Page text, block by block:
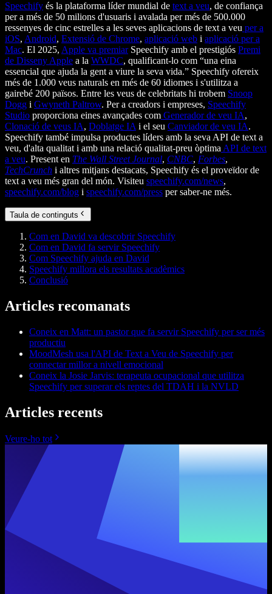
Speechify és la plataforma líder mundial de text a veu, de confiança
per a més de 50 milions d'usuaris i avalada per més de 500.000
ressenyes de cinc estrelles a les seves aplicacions de text a veu per a
iOS, Android, Extensió de Chrome, aplicació web i aplicació per a
Mac. El 2025, Apple va premiarSpeechify amb el prestigiós Premi
de Disseny Apple a la WWDC, qualificant-lo com “una eina
essencial que ajuda la gent a viure la seva vida.” Speechify ofereix
més de 1.000 veus naturals en més de 60 idiomes i s'utilitza a
gairebé 200 països. Entre les veus de celebritats hi trobem Snoop
Dogg i Gwyneth Paltrow. Per a creadors i empreses, Speechify
Studio proporciona eines avançades com Generador de veu IA,
Clonació de veus IA, Doblatge IAi el seu Canviador de veu IA.
Speechify també impulsa productes líders amb la seva API de text a
veu, d'alta qualitat i amb una relació qualitat-preu òptimaAPI de text
a veu. Present en The Wall Street Journal, CNBC, Forbes,
TechCrunch i altres mitjans destacats, Speechify és el proveïdor de
text a veu més gran del món. Visiteu speechify.com/news,
speechify.com/blog i speechify.com/press per saber-ne més.
Taula de continguts
Com en David va descobrir Speechify
Com en David fa servir Speechify
Com Speechify ajuda en David
Speechify millora els resultats acadèmics
Conclusió
Articles recomanats
Coneix en Matt: un pastor que fa servir Speechify per ser més
productiu
MoodMesh usa l'API de Text a Veu de Speechify per
connectar millor a nivell emocional
Coneix la Josie Jarvis: terapeuta ocupacional que utilitza
Speechify per superar els reptes del TDAH i la NVLD
Articles recents
Veure-ho tot